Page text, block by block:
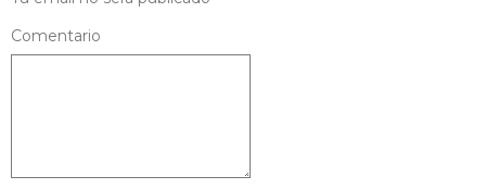
Comentario